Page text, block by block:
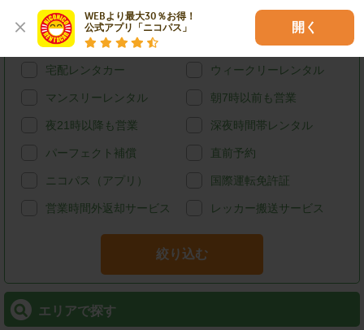
WEBより最大30％お得！
公式アプリ「ニコパス」
開く
カード決済 スタッドレス
給油可能 ETCレンタル
宅配レンタカー ウィークリーレンタル
マンスリーレンタル 朝7時以前も営業
夜21時以降も営業 深夜時間帯レンタル
パーフェクト補償 直前予約
ニコパス（アプリ） 国際運転免許証
営業時間外返却サービス レッカー搬送サービス
絞り込む
エリアで探す